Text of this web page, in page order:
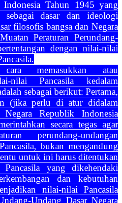
Tahun 1945 yang
sebagai dasar dan ideologi
filosofis bangsa dan Negara
Peraturan Perundang-
dengan nilai-nilai
memasukkan atau
nilai Pancasila kedalam
sebagai berikut: Pertama,
(jika perlu di atur didalam
Negara Republik Indonesia
secara tegas agar
perundang-undangan
bukan mengandung
untuk ini harus ditentukan
yang dikehendaki
dan kebutuhan
nilai-nilai Pancasila
Undang Dasar Negara